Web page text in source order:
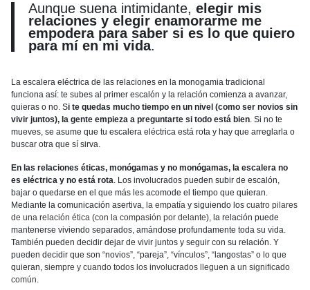
Aunque suena intimidante, elegir mis
relaciones y elegir enamorarme me
empodera para saber si es lo que quiero
para mí en mi vida.
La escalera eléctrica de las relaciones en la monogamia tradicional
funciona así: te subes al primer escalón y la relación comienza a avanzar,
quieras o no. Si te quedas mucho tiempo en un nivel (como ser novios sin
vivir juntos), la gente empieza a preguntarte si todo está bien. Si no te
mueves, se asume que tu escalera eléctrica está rota y hay que arreglarla o
buscar otra que sí sirva.
En las relaciones éticas, monógamas y no monógamas, la escalera no
es eléctrica y no está rota. Los involucrados pueden subir de escalón,
bajar o quedarse en el que más les acomode el tiempo que quieran.
Mediante la comunicación asertiva, la empatía y siguiendo los cuatro pilares
de una relación ética (con la compasión por delante), la relación puede
mantenerse viviendo separados, amándose profundamente toda su vida.
También pueden decidir dejar de vivir juntos y seguir con su relación. Y
pueden decidir que son “novios”, “pareja”, “vínculos”, “langostas” o lo que
quieran, siempre y cuando todos los involucrados lleguen a un significado
común.